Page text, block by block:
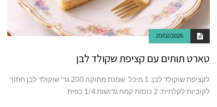
20/02/2026
טארט תותים עם קציפת שקולד לבן
לקציפת שוקולד לבן: 1 מיכל שמנת מתוקה 200 גר' שוקולד לבן חתוך
לקוביות לקלתית: 2 כוסות קמח גדושות 1/4 כפית